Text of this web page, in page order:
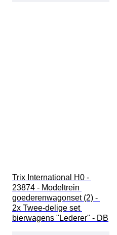
Trix International H0 -
23874 - Modeltrein
goederenwagonset (2) -
2x Twee-delige set
bierwagens "Lederer" - DB